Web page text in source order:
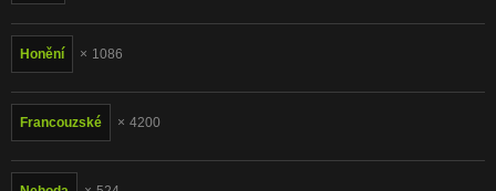
Honění 1086
Francouzské 4200